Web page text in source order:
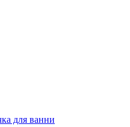
для ванни